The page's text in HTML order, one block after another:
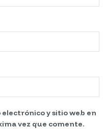
y sitio web en
vez que comente.